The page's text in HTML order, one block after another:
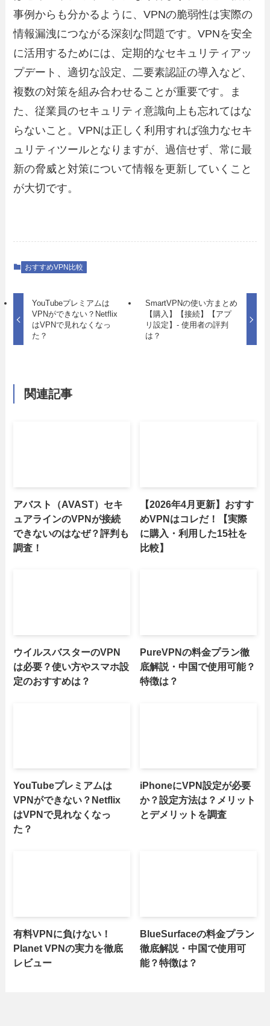
事例からも分かるように、VPNの脆弱性は実際の
情報漏洩につながる深刻な問題です。VPNを安全
に活用するためには、定期的なセキュリティアッ
プデート、適切な設定、二要素認証の導入など、
複数の対策を組み合わせることが重要です。ま
た、従業員のセキュリティ意識向上も忘れてはな
らないこと。VPNは正しく利用すれば強力なセキ
ュリティツールとなりますが、過信せず、常に最
新の脅威と対策について情報を更新していくこと
が大切です。
おすすめVPN比較
YouTubeプレミアムは
VPNができない？Netflix
はVPNで見れなくなっ
た？
SmartVPNの使い方まとめ
【購入】【接続】【アプ
リ設定】- 使用者の評判
は？
関連記事
アバスト（AVAST）セキ
ュアラインのVPNが接続
できないのはなぜ？評判も
調査！
【2026年4月更新】おすす
めVPNはコレだ！【実際
に購入・利用した15社を
比較】
ウイルスバスターのVPN
は必要？使い方やスマホ設
定のおすすめは？
PureVPNの料金プラン徹
底解説・中国で使用可能？
特徴は？
YouTubeプレミアムは
VPNができない？Netflix
はVPNで見れなくなっ
た？
iPhoneにVPN設定が必要
か？設定方法は？メリット
とデメリットを調査
有料VPNに負けない！
Planet VPNの実力を徹底
レビュー
BlueSurfaceの料金プラン
徹底解説・中国で使用可
能？特徴は？